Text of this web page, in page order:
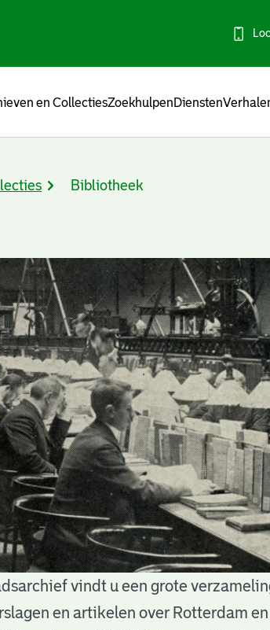
en CollectiesZoekhulpenDiensten
Bibliotheek
vindt u een grote
en artikelen over Rotterdam en